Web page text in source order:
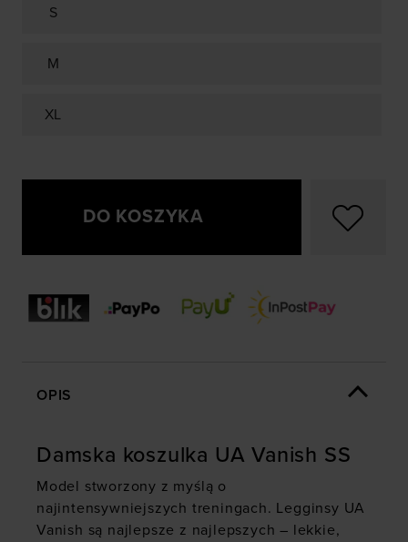
S
M
XL
DO KOSZYKA
OPIS
Damska koszulka UA Vanish SS
Model stworzony z myślą o
najintensywniejszych treningach. Legginsy UA
Vanish są najlepsze z najlepszych – lekkie,